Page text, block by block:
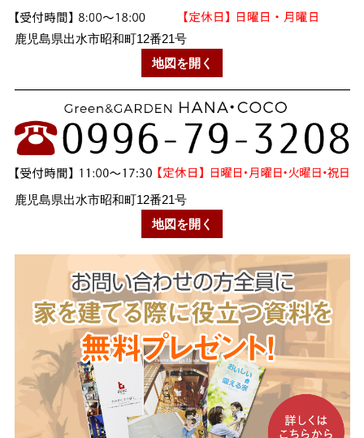
鹿児島県出水市昭和町12番21号
地図を開く
鹿児島県出水市昭和町12番21号
地図を開く